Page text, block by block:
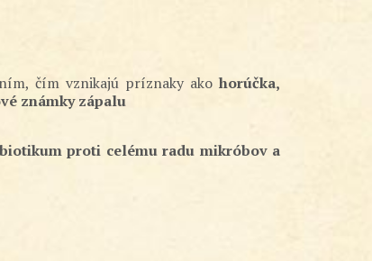
čím vznikajú príznaky ako horúčka,
známky zápalu
proti celému radu mikróbov a